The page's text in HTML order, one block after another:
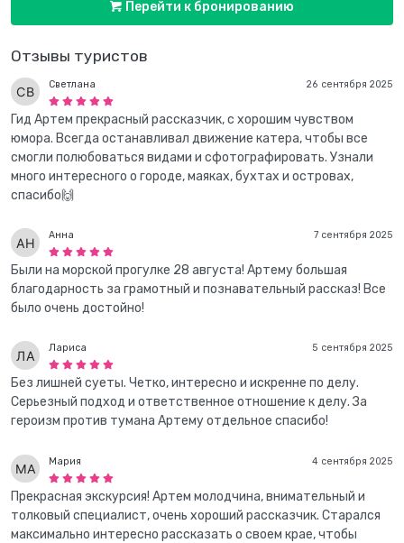
Отзывы туристов
26 сентября 2025
Светлана
Гид Артем прекрасный рассказчик, с хорошим чувством
юмора. Всегда останавливал движение катера, чтобы все
смогли полюбоваться видами и сфотографировать. Узнали
много интересного о городе, маяках, бухтах и островах,
спасибо🙌
7 сентября 2025
Анна
Были на морской прогулке 28 августа! Артему большая
благодарность за грамотный и познавательный рассказ! Все
было очень достойно!
5 сентября 2025
Лариса
Без лишней суеты. Четко, интересно и искренне по делу.
Серьезный подход и ответственное отношение к делу. За
героизм против тумана Артему отдельное спасибо!
4 сентября 2025
Мария
Прекрасная экскурсия! Артем молодчина, внимательный и
толковый специалист, очень хороший рассказчик. Старался
максимально интересно рассказать о своем крае, чтобы
Перейти к бронированию